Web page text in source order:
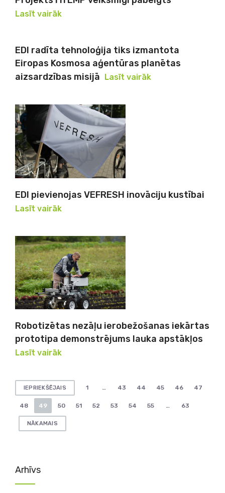
Lasīt vairāk
EDI radīta tehnoloģija tiks izmantota
Eiropas Kosmosa aģentūras planētas
aizsardzības misijā Lasīt vairāk
EDI pievienojas VEFRESH inovāciju kustībai
Lasīt vairāk
Robotizētas nezāļu ierobežošanas iekārtas
prototipa demonstrējums lauka apstākļos
Lasīt vairāk
Ziņu
numerācija
pēc
lappusēm
IEPRIEKŠĒJAIS 1 … 43 44 45 46 47
48 49 50 51 52 53 54 55 … 63
NĀKAMAIS
Arhīvs